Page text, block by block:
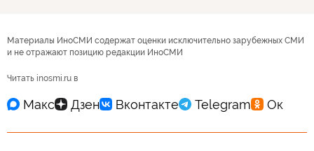
Материалы ИноСМИ содержат оценки исключительно зарубежных СМИ
и не отражают позицию редакции ИноСМИ
Читать inosmi.ru в